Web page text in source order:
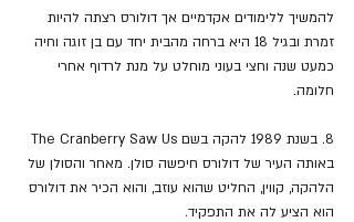
להמשיך ללימודים אקדמיים אך דולורס רצתה להיות
זמרת ובגיל 18 היא ברחה מהבית יחד עם בן זוגה וחיה
כמעט שנה וחצי בעוני מוחלט על מנת לרדוף אחרי
חלומה.
באותה העיר של דולורס חיפשה סולן. מאחר והסולן של
הלהקה, קווין, החליט שהוא עוזב, והוא הכיר את דולורס
הוא הציע לה את התפקיד.